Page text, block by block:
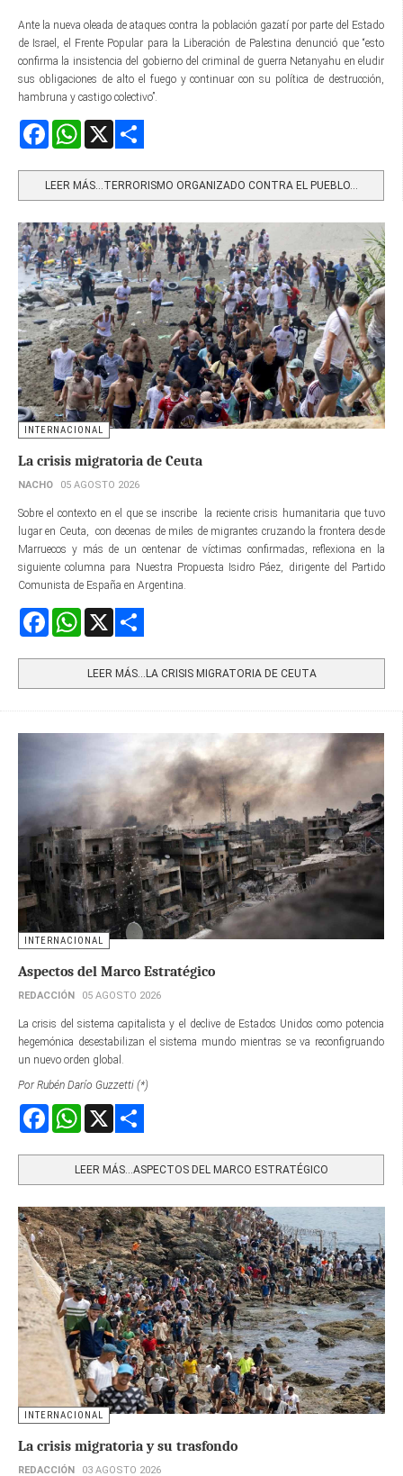
Ante la nueva oleada de ataques contra la población gazatí por parte del Estado
de Israel, el Frente Popular para la Liberación de Palestina denunció que “esto
confirma la insistencia del gobierno del criminal de guerra Netanyahu en eludir
sus obligaciones de alto el fuego y continuar con su política de destrucción,
hambruna y castigo colectivo”.
FacebookWhatsApp
LEER MÁS…TERRORISMO ORGANIZADO CONTRA EL PUEBLO...
INTERNACIONAL
La crisis migratoria de Ceuta
NACHO 05 AGOSTO 2026
Sobre el contexto en el que se inscribe la reciente crisis humanitaria que tuvo
lugar en Ceuta, con decenas de miles de migrantes cruzando la frontera desde
Marruecos y más de un centenar de víctimas confirmadas, reflexiona en la
siguiente columna para Nuestra Propuesta Isidro Páez, dirigente del Partido
Comunista de España en Argentina.
FacebookWhatsApp
LEER MÁS…LA CRISIS MIGRATORIA DE CEUTA
INTERNACIONAL
Aspectos del Marco Estratégico
REDACCIÓN 05 AGOSTO 2026
La crisis del sistema capitalista y el declive de Estados Unidos como potencia
hegemónica desestabilizan el sistema mundo mientras se va reconfigruando
un nuevo orden global.
Por Rubén Darío Guzzetti (*)
FacebookWhatsApp
LEER MÁS…ASPECTOS DEL MARCO ESTRATÉGICO
INTERNACIONAL
La crisis migratoria y su trasfondo
REDACCIÓN 03 AGOSTO 2026